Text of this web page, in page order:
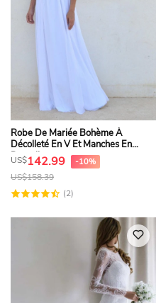
Robe De Mariée Bohème À
Décolleté En V Et Manches En
Dentelle
US$142.99 -10%
US$158.39
(2)